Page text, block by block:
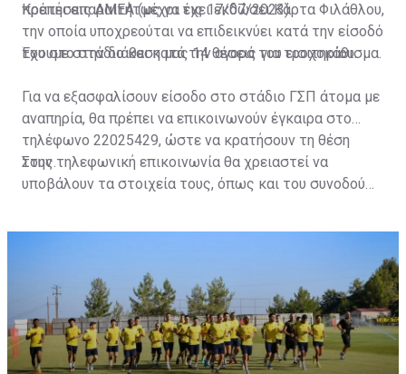
πρέπει απαραιτήτως να έχει εκδώσει Κάρτα Φιλάθλου,
την οποία υποχρεούται να επιδεικνύει κατά την είσοδό
του στο στάδιο και κατά την αγορά του εισιτηρίου.
Κρατήσεις ΑΜΕΑ (μέχρι τις 17/07/2023)
Έχουμε στην διάθεση μας 14 θέσεις για τροχοκάθισμα.
Για να εξασφαλίσουν είσοδο στο στάδιο ΓΣΠ άτομα με
αναπηρία, θα πρέπει να επικοινωνούν έγκαιρα στο
τηλέφωνο 22025429, ώστε να κρατήσουν τη θέση
τους.
Στην τηλεφωνική επικοινωνία θα χρειαστεί να
υποβάλουν τα στοιχεία τους, όπως και του συνοδού
ονοματεπώνυμο, αριθμός πινακίδας αυτοκινήτου,